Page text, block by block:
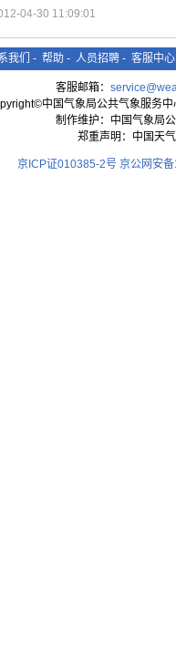
04-30 11:09:01
我们 - 帮助 - 人员招聘 - 客服中心
客服邮箱：
中国气象局公共气象服务
制作维护：中国气象局
郑重声明：中国天
京ICP证010385-2号 京公网安